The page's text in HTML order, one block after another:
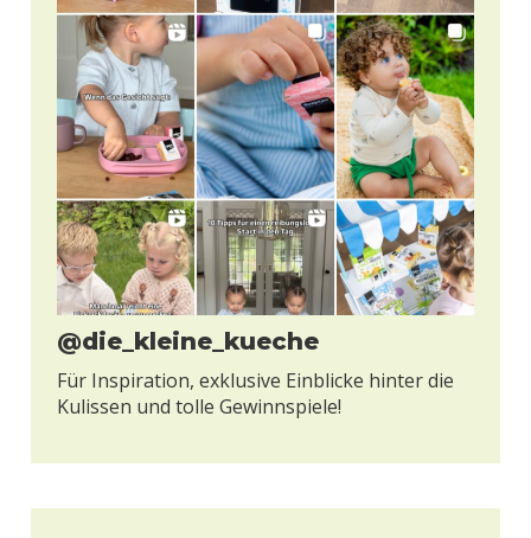
@die_kleine_kueche
Für Inspiration, exklusive Einblicke hinter die
Kulissen und tolle Gewinnspiele!